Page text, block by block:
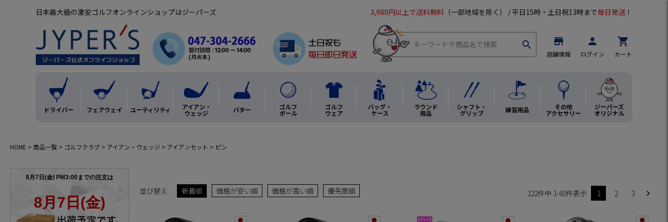
日本最大級の激安ゴルフオンラインショップはジーパーズ 3,980円以上で送料無料 （一部地域を除く） / 平日15時・土日祝13時まで毎日発送 ！
search store
店舗情報
person
ログイン
shopping_cart
カート
ドライバー フェアウェイ ユーティリティ アイアン・
ウェッジ パター ゴルフ
ボール
ゴルフ
ウェア
バッグ・
ケース
ラウンド
用品
シャフト・
グリップ 練習用品 その他
アクセサリー
ジーパーズ
オリジナル
HOME 商品一覧 ゴルフクラブ アイアン・ウェッジ アイアンセット ピン
並び替え 新着順 価格が安い順 価格が高い順 優先度順 122件中 1-60件表示 1 2 3